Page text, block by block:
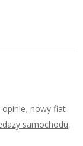
, nowy fiat
samochodu,